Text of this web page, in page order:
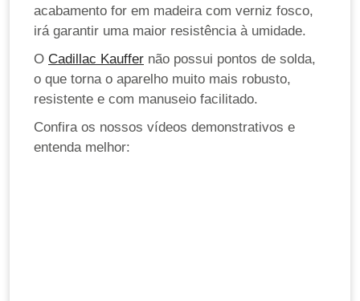
acabamento for em madeira com verniz fosco,
irá garantir uma maior resistência à umidade.
O Cadillac Kauffer não possui pontos de solda,
o que torna o aparelho muito mais robusto,
resistente e com manuseio facilitado.
Confira os nossos vídeos demonstrativos e
entenda melhor: